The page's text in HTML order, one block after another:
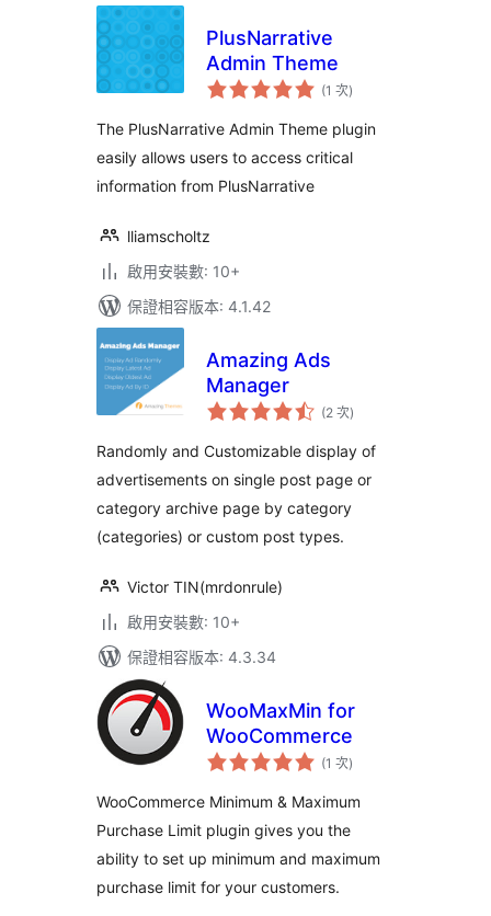
PlusNarrative
Admin Theme
(1 次評
分
數
)
The PlusNarrative Admin Theme plugin
easily allows users to access critical
information from PlusNarrative
lliamscholtz
啟用安裝數: 10+
保證相容版本: 4.1.42
Amazing Ads
Manager
(2 次評
分
數
)
Randomly and Customizable display of
advertisements on single post page or
category archive page by category
(categories) or custom post types.
Victor TIN(mrdonrule)
啟用安裝數: 10+
保證相容版本: 4.3.34
WooMaxMin for
WooCommerce
(1 次評
分
數
)
WooCommerce Minimum & Maximum
Purchase Limit plugin gives you the
ability to set up minimum and maximum
purchase limit for your customers.